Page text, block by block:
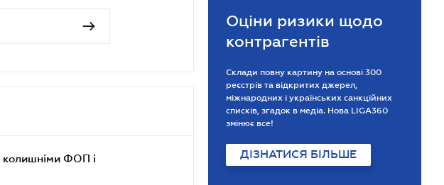
колишніми ФОП і
Оціни ризики щодо
контрагентів
Склади повну картину на основі 300
реєстрів та відкритих джерел,
міжнародних і українських санкційних
списків, згадок в медіа. Нова LIGA360
змінює все!
ДІЗНАТИСЯ БІЛЬШЕ